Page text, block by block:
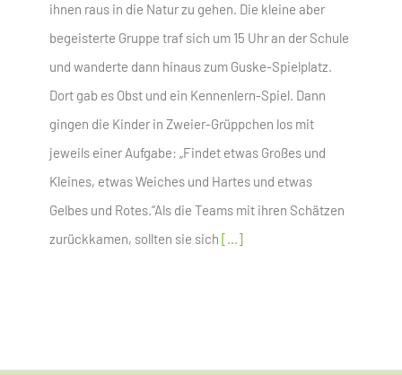
ihnen raus in die Natur zu gehen. Die kleine aber
begeisterte Gruppe traf sich um 15 Uhr an der Schule
und wanderte dann hinaus zum Guske-Spielplatz.
Dort gab es Obst und ein Kennenlern-Spiel. Dann
gingen die Kinder in Zweier-Grüppchen los mit
jeweils einer Aufgabe: „Findet etwas Großes und
Kleines, etwas Weiches und Hartes und etwas
Gelbes und Rotes.“Als die Teams mit ihren Schätzen
zurückkamen, sollten sie sich [...]